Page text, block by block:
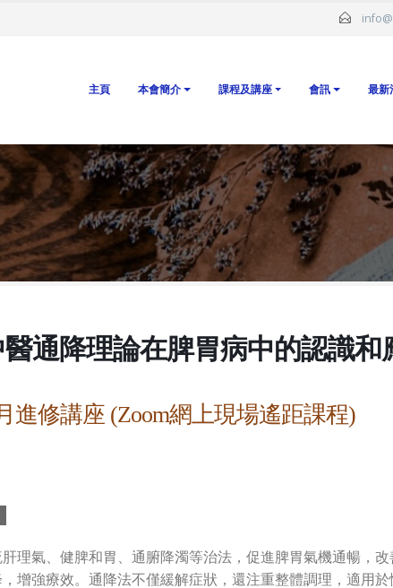
主頁 本會簡介 課程及講座 會訊 最新
通降理論在脾胃病中的認識和
進修講座 (Zoom網上現場遙距課程)
理氣、健脾和胃、通腑降濁等治法，促進脾胃氣機通暢，
增強療效。通降法不僅緩解症狀，還注重整體調理，適用